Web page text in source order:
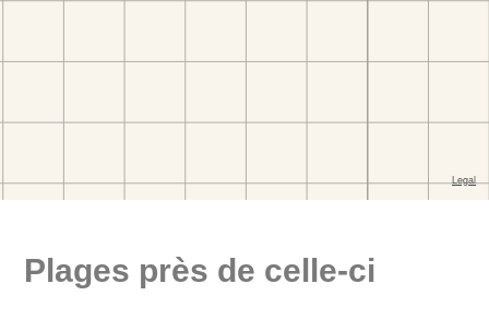
Plages près de celle-ci